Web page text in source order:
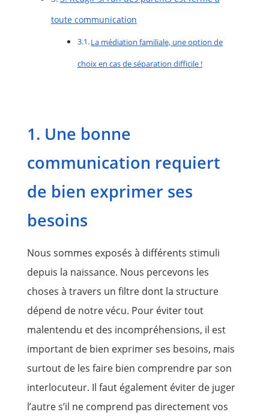
toute communication
La médiation familiale, une option de
choix en cas de séparation difficile !
1. Une bonne
communication requiert
de bien exprimer ses
besoins
Nous sommes exposés à différents stimuli
depuis la naissance. Nous percevons les
choses à travers un filtre dont la structure
dépend de notre vécu. Pour éviter tout
malentendu et des incompréhensions, il est
important de bien exprimer ses besoins, mais
surtout de les faire bien comprendre par son
interlocuteur. Il faut également éviter de juger
l’autre s’il ne comprend pas directement vos